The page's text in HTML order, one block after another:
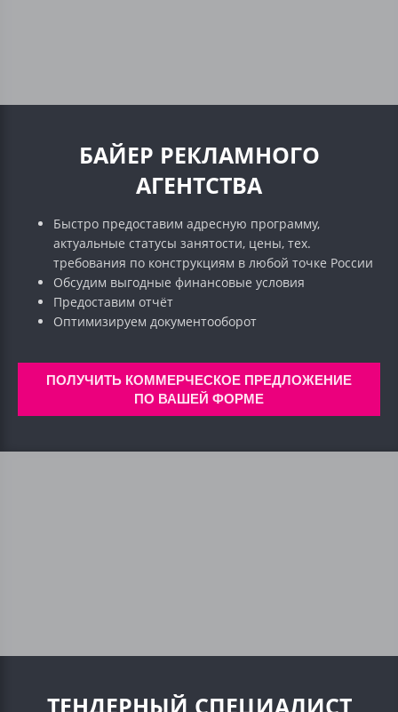
БАЙЕР РЕКЛАМНОГО
АГЕНТСТВА
Быстро предоставим адресную программу,
актуальные статусы занятости, цены, тех.
требования по конструкциям в любой точке России
Обсудим выгодные финансовые условия
Предоставим отчёт
Оптимизируем документооборот
ПОЛУЧИТЬ КОММЕРЧЕСКОЕ ПРЕДЛОЖЕНИЕ
ПО ВАШЕЙ ФОРМЕ
ТЕНДЕРНЫЙ СПЕЦИАЛИСТ